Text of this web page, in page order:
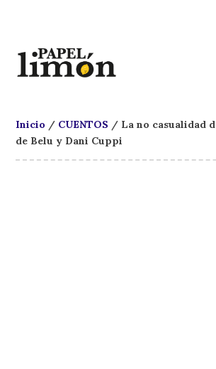
Inicio / CUENTOS / La no casualidad
de Belu y Dani Cuppi